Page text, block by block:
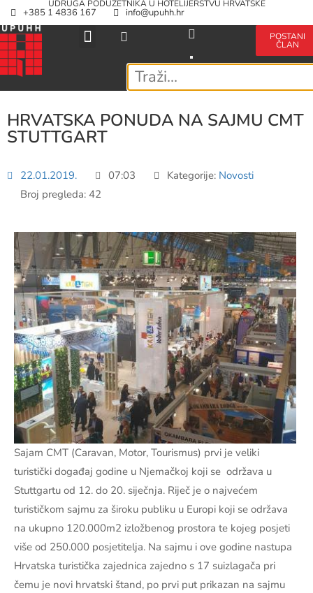
UDRUGA PODUZETNIKA U HOTELIJERSTVU HRVATSKE
+385 1 4836 167 info@upuhh.hr
POSTANI
ČLAN
HRVATSKA PONUDA NA SAJMU CMT
STUTTGART
22.01.2019. 07:03 Kategorije: Novosti
Broj pregleda: 42
Sajam CMT (Caravan, Motor, Tourismus) prvi je veliki
turistički događaj godine u Njemačkoj koji se održava u
Stuttgartu od 12. do 20. siječnja. Riječ je o najvećem
turističkom sajmu za široku publiku u Europi koji se održava
na ukupno 120.000m2 izložbenog prostora te kojeg posjeti
više od 250.000 posjetitelja. Na sajmu i ove godine nastupa
Hrvatska turistička zajednica zajedno s 17 suizlagača pri
čemu je novi hrvatski štand, po prvi put prikazan na sajmu